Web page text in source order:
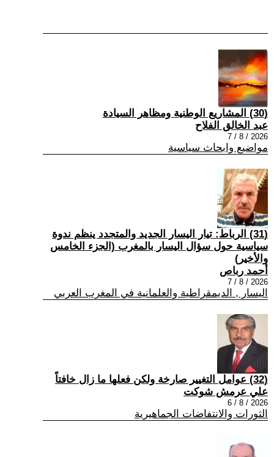
(30) المشاريع الوطنية ومظاهر السيادة
عبد الخالق الفلاح
2026 / 8 / 7
مواضيع وابحاث سياسية
(31) الرباط: تيار اليسار الجديد والمتجدد ينظم ندوة
سياسية حول سؤال اليسار بالمغرب (الجزء الخامس
والأخير)
أحمد رباص
2026 / 8 / 7
اليسار , الديمقراطية والعلمانية في المغرب العربي
(32) عوامل التغيير صارخة ولكن فعلها ما زال خافتاً
علي عرمش شوكت
2026 / 8 / 6
الثورات والانتفاضات الجماهيرية